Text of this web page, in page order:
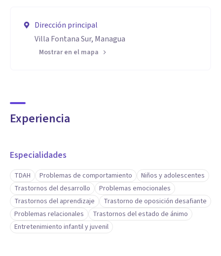
Dirección principal
Villa Fontana Sur, Managua
Mostrar en el mapa
Experiencia
Especialidades
TDAH Problemas de comportamiento
Niños y adolescentes
Trastornos del desarrollo
Problemas emocionales
Trastornos del aprendizaje
Trastorno de oposición desafiante
Problemas relacionales
Trastornos del estado de ánimo
Entretenimiento infantil y juvenil